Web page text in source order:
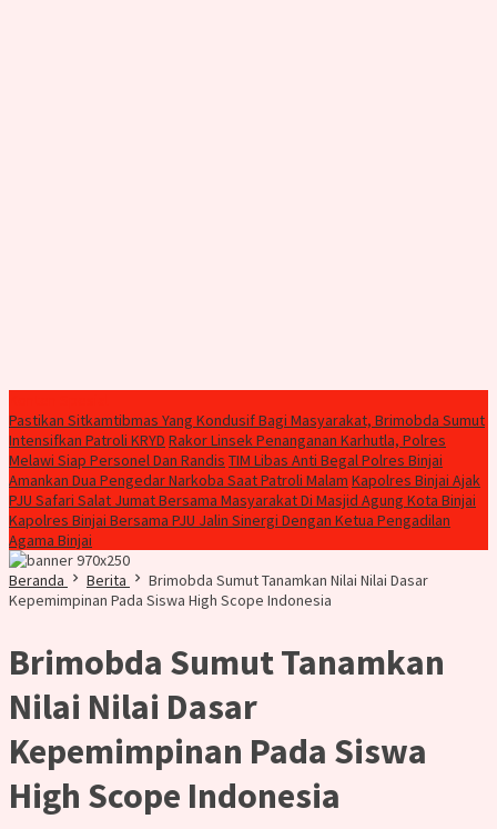
Pastikan Sitkamtibmas Yang Kondusif Bagi Masyarakat, Brimobda Sumut
Intensifkan Patroli KRYD Rakor Linsek Penanganan Karhutla, Polres
Melawi Siap Personel Dan Randis TIM Libas Anti Begal Polres Binjai
Amankan Dua Pengedar Narkoba Saat Patroli Malam Kapolres Binjai Ajak
PJU Safari Salat Jumat Bersama Masyarakat Di Masjid Agung Kota Binjai
Kapolres Binjai Bersama PJU Jalin Sinergi Dengan Ketua Pengadilan
Agama Binjai
Beranda
Berita
Brimobda Sumut Tanamkan Nilai Nilai Dasar
Kepemimpinan Pada Siswa High Scope Indonesia
Brimobda Sumut Tanamkan
Nilai Nilai Dasar
Kepemimpinan Pada Siswa
High Scope Indonesia